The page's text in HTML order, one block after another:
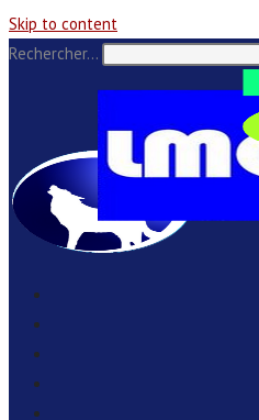
Skip to content
Rechercher…